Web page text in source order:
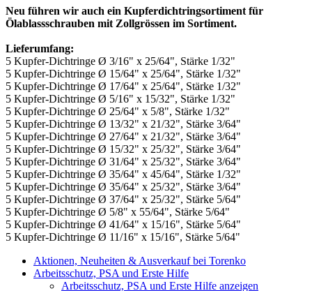
Neu führen wir auch ein Kupferdichtringsortiment für
Ölablassschrauben mit Zollgrössen im Sortiment.
Lieferumfang:
5 Kupfer-Dichtringe Ø 3/16" x 25/64", Stärke 1/32"
5 Kupfer-Dichtringe Ø 15/64" x 25/64", Stärke 1/32"
5 Kupfer-Dichtringe Ø 17/64" x 25/64", Stärke 1/32"
5 Kupfer-Dichtringe Ø 5/16" x 15/32", Stärke 1/32"
5 Kupfer-Dichtringe Ø 25/64" x 5/8", Stärke 1/32"
5 Kupfer-Dichtringe Ø 13/32" x 21/32", Stärke 3/64"
5 Kupfer-Dichtringe Ø 27/64" x 21/32", Stärke 3/64"
5 Kupfer-Dichtringe Ø 15/32" x 25/32", Stärke 3/64"
5 Kupfer-Dichtringe Ø 31/64" x 25/32", Stärke 3/64"
5 Kupfer-Dichtringe Ø 35/64" x 45/64", Stärke 1/32"
5 Kupfer-Dichtringe Ø 35/64" x 25/32", Stärke 3/64"
5 Kupfer-Dichtringe Ø 37/64" x 25/32", Stärke 5/64"
5 Kupfer-Dichtringe Ø 5/8" x 55/64", Stärke 5/64"
5 Kupfer-Dichtringe Ø 41/64" x 15/16", Stärke 5/64"
5 Kupfer-Dichtringe Ø 11/16" x 15/16", Stärke 5/64"
Aktionen, Neuheiten & Ausverkauf bei Torenko
Arbeitsschutz, PSA und Erste Hilfe
Arbeitsschutz, PSA und Erste Hilfe anzeigen